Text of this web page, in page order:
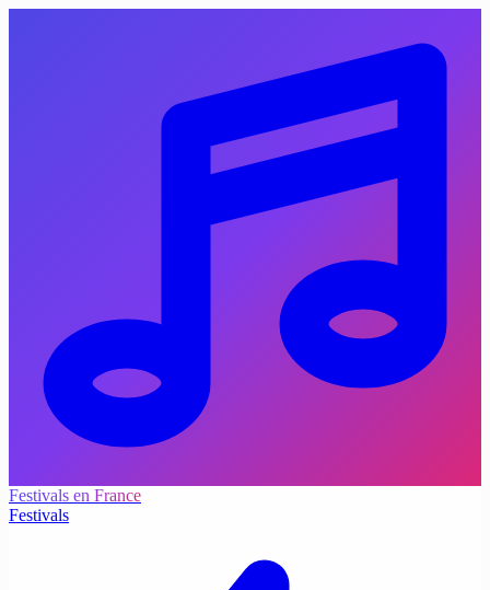
Festivals en France
Festivals